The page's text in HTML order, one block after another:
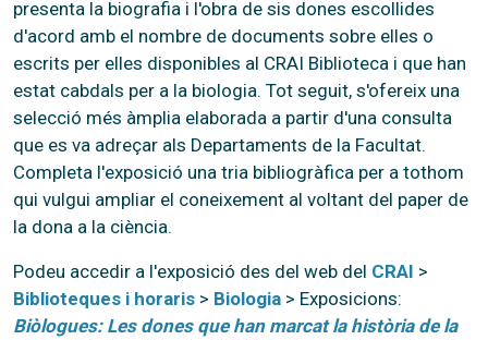
presenta la biografia i l'obra de sis dones escollides
d'acord amb el nombre de documents sobre elles o
escrits per elles disponibles al CRAI Biblioteca i que han
estat cabdals per a la biologia. Tot seguit, s'ofereix una
selecció més àmplia elaborada a partir d'una consulta
que es va adreçar als Departaments de la Facultat.
Completa l'exposició una tria bibliogràfica per a tothom
qui vulgui ampliar el coneixement al voltant del paper de
la dona a la ciència.
Podeu accedir a l'exposició des del web del CRAI >
Biblioteques i horaris > Biologia > Exposicions:
Biòlogues: Les dones que han marcat la història de la